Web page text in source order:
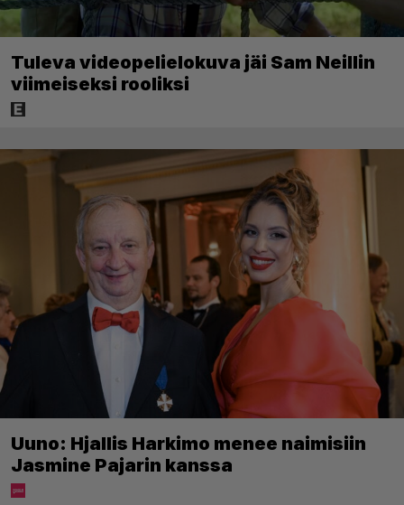
Tuleva videopelielokuva jäi Sam Neillin
viimeiseksi rooliksi
Uuno: Hjallis Harkimo menee naimisiin
Jasmine Pajarin kanssa